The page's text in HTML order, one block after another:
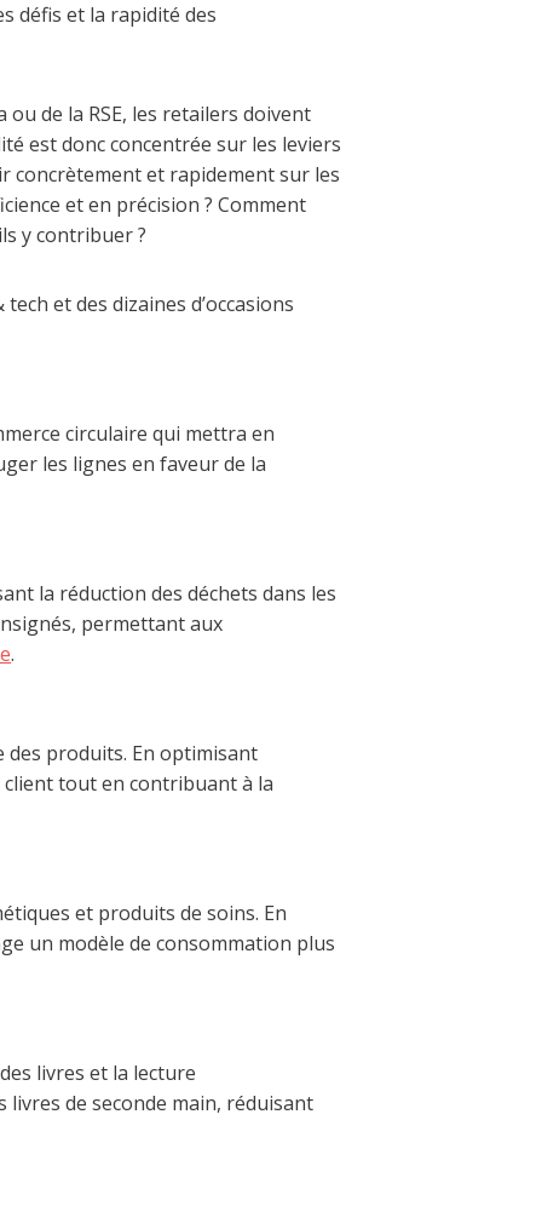
défis et la rapidité des
de la RSE, les retailers doivent
est donc concentrée sur les leviers
concrètement et rapidement sur les
et en précision ? Comment
y contribuer ?​
et des dizaines d’occasions
circulaire qui mettra en
les lignes en faveur de la
la réduction des déchets dans les
permettant aux
.
produits. En optimisant
tout en contribuant à la
et produits de soins. En
un modèle de consommation plus
livres et la lecture
livres de seconde main, réduisant